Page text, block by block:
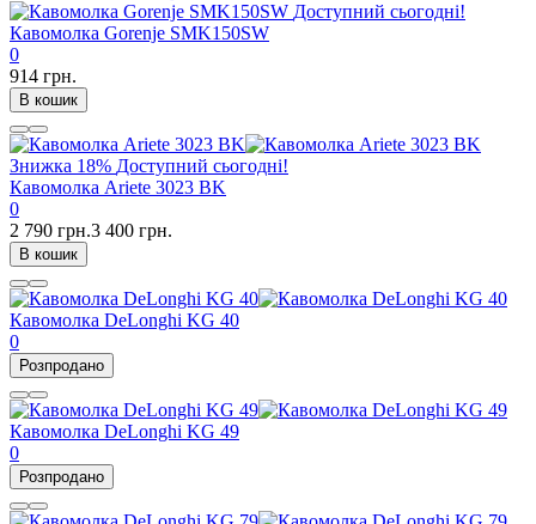
Доступний сьогодні!
Кавомолка Gorenje SMK150SW
0
914 грн.
В кошик
Знижка 18% Доступний сьогодні!
Кавомолка Ariete 3023 BK
0
2 790 грн.3 400 грн.
В кошик
Кавомолка DeLonghi KG 40
0
Розпродано
Кавомолка DeLonghi KG 49
0
Розпродано